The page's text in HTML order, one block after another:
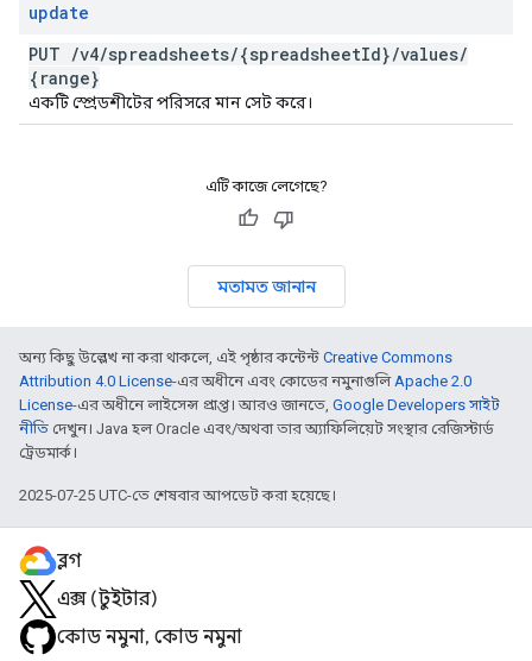
update
PUT /v4/spreadsheets/{spreadsheetId}/values/
{range}
একটি স্প্রেডশীটের পরিসরে মান সেট করে।
এটি কাজে লেগেছে?
মতামত জানান
অন্য কিছু উল্লেখ না করা থাকলে, এই পৃষ্ঠার কন্টেন্ট Creative Commons
Attribution 4.0 License-এর অধীনে এবং কোডের নমুনাগুলিApache 2.0
License-এর অধীনে লাইসেন্স প্রাপ্ত। আরও জানতে, Google Developers সাইট
নীতি দেখুন। Java হল Oracle এবং/অথবা তার অ্যাফিলিয়েট সংস্থার রেজিস্টার্ড
ট্রেডমার্ক।
2025-07-25 UTC-তে শেষবার আপডেট করা হয়েছে।
ব্লগ
এক্স (টুইটার)
কোড নমুনা, কোড নমুনা